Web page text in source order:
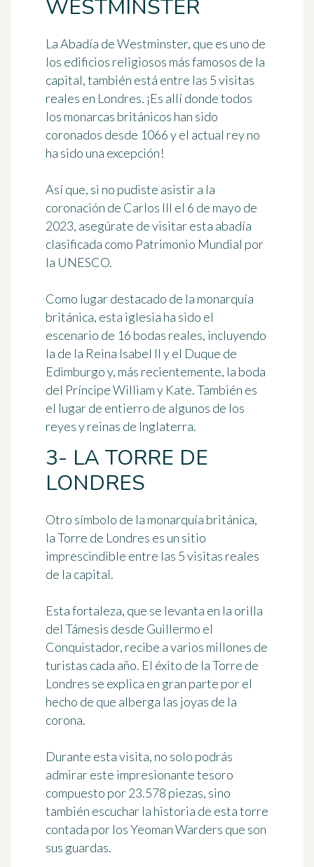
WESTMINSTER
LaAbadía de Westminster, que es uno de
los edificios religiosos más famosos de la
capital, también está entre las 5 visitas
reales en Londres. ¡Es allí donde todos
los monarcas británicos han sido
coronados desde 1066 y el actual rey no
ha sido una excepción!
Así que, si no pudiste asistir a la
coronación de Carlos III el 6 de mayo de
2023, asegúrate de visitar esta abadía
clasificada como Patrimonio Mundial por
la UNESCO.
Como lugar destacado de la monarquía
británica, esta iglesia ha sido el
escenario de 16 bodas reales, incluyendo
la de la Reina Isabel II y el Duque de
Edimburgo y, más recientemente, la boda
del Príncipe William y Kate. También es
el lugar de entierro de algunos de los
reyes y reinas de Inglaterra.
3- LA TORRE DE
LONDRES
Otro símbolo de la monarquía británica,
la Torre de Londres es un sitio
imprescindible entre las 5 visitas reales
de la capital.
Esta fortaleza, que se levanta en la orilla
del Támesis desde Guillermo el
Conquistador, recibe a varios millones de
turistas cada año. El éxito de la Torre de
Londres se explica en gran parte por el
hecho de que alberga las joyas de la
corona.
Durante esta visita, no solo podrás
admirar este impresionante tesoro
compuesto por 23.578 piezas, sino
también escuchar la historia de esta torre
contada por losYeoman Warders que son
sus guardas.